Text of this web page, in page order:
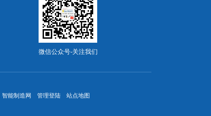
微信公众号-关注我们
智能制造网 管理登陆 站点地图